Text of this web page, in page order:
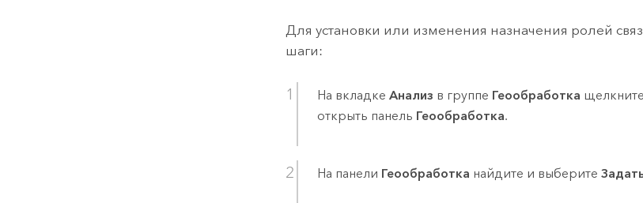
Для установки или изменения назначения ролей
шаги:
На вкладкеАнализ в группе Геообработка щелкните
открыть панель Геообработка.
На панели Геообработка найдите и выберите